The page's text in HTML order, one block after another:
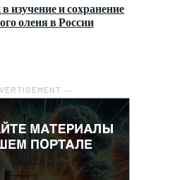
изучение и сохранение
оленя в России
―